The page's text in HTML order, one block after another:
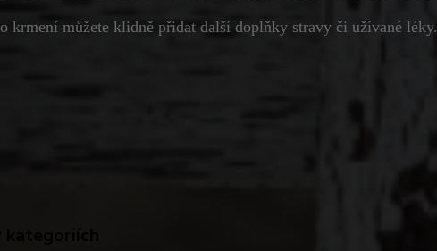
krmení můžete klidně přidat další doplňky stravy či užívané léky.